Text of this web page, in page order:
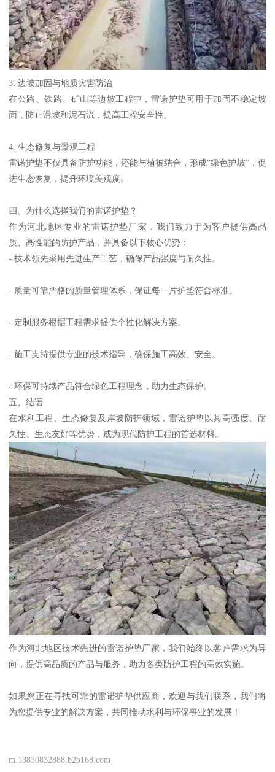
3. 边坡加固与地质灾害防治
在公路、铁路、矿山等边坡工程中，雷诺护垫可用于加固不稳定坡
面，防止滑坡和泥石流，提高工程安全性。
4. 生态修复与景观工程
雷诺护垫不仅具备防护功能，还能与植被结合，形成“绿色护坡”，促
进生态恢复，提升环境美观度。
四、为什么选择我们的雷诺护垫？
作为河北地区专业的雷诺护垫厂家，我们致力于为客户提供高品
质、高性能的防护产品，并具备以下核心优势：
- 技术领先采用先进生产工艺，确保产品强度与耐久性。
- 质量可靠严格的质量管理体系，保证每一片护垫符合标准。
- 定制服务根据工程需求提供个性化解决方案。
- 施工支持提供专业的技术指导，确保施工高效、安全。
- 环保可持续产品符合绿色工程理念，助力生态保护。
五、结语
在水利工程、生态修复及岸坡防护领域，雷诺护垫以其高强度、耐
久性、生态友好等优势，成为现代防护工程的首选材料。
作为河北地区技术先进的雷诺护垫厂家，我们始终以客户需求为导
向，提供高品质的产品与服务，助力各类防护工程的高效实施。
如果您正在寻找可靠的雷诺护垫供应商，欢迎与我们联系，我们将
为您提供专业的解决方案，共同推动水利与环保事业的发展！
m.18830832888.b2b168.com